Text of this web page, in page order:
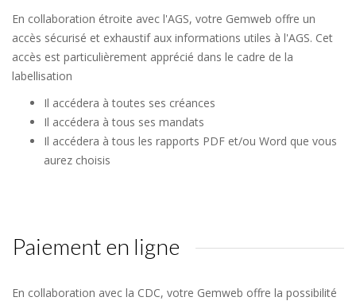
En collaboration étroite avec l'AGS, votre Gemweb offre un
accès sécurisé et exhaustif aux informations utiles à l'AGS. Cet
accès est particulièrement apprécié dans le cadre de la
labellisation
Il accédera à toutes ses créances
Il accédera à tous ses mandats
Il accédera à tous les rapports PDF et/ou Word que vous
aurez choisis
Paiement en ligne
En collaboration avec la CDC, votre Gemweb offre la possibilité